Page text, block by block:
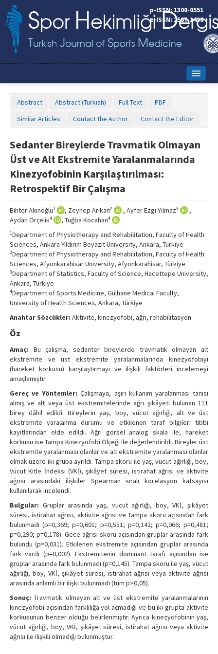
p-ISSN: 1300-0551
e-ISSN: 2587-1498
Online First
Aims and Scope
Instructions to Authors
Copyright Transfer Form
Contact Us
Abstract Abstract (Turkish) Full Text
PDF
Similar Articles
Contact the Author Contact the Editor
Sedanter Bireylerde Travmatik Olmayan
Üst ve Alt Ekstremite Yaralanmalarında
Kinezyofobinin Karşılaştırılması:
Retrospektif Bir Çalışma
Bihter Akinoğlu1 , Zeynep Arikan2 , Ayfer Ezgi Yilmaz3
,
Aydan Örçelik4 , Tuğba Kocahan4
1Department of Physiotherapy and Rehabilitation, Faculty of Health
Sciences, Ankara Yıldırım Beyazit University, Ankara, Türkiye
2Department of Physiotherapy and Rehabilitation, Faculty of Health
Sciences, Afyonkarahisar University, Afyonkarahisar, Türkiye
3Department of Statistics, Faculty of Science, Hacettepe University,
Ankara, Türkiye
4Department of Sports Medicine, Gülhane Medical Faculty,
University of Health Sciences, Ankara, Türkiye
Anahtar Sözcükler: Aktivite, kinezyofobi, ağrı, rehabilitasyon
Öz
Amaç: Bu çalışma, sedanter bireylerde travmatik olmayan alt
ekstremite ve üst ekstremite yaralanmalarında kinezyofobiyi
(hareket korkusu) karşılaştırmayı ve ilişkili faktörleri incelemeyi
amaçlamıştır.
Gereç ve Yöntemler: Çalışmaya, aşırı kullanım yaralanması tanısı
almış ve alt veya üst ekstremitelerinde ağrı şikâyeti bulunan 111
birey dâhil edildi. Bireylerin yaş, boy, vücut ağırlığı, alt ve üst
ekstremite yaralanma durumu ve etkilenen taraf bilgileri tıbbi
kayıtlarından elde edildi. Ağrı görsel analog skala ile, hareket
korkusu ise Tampa Kinezyofobi Ölçeği ile değerlendirildi. Bireyler üst
ekstremite yaralanması olanlar ve alt ekstremite yaralanması olanlar
olmak üzere iki gruba ayrıldı. Tampa skoru ile yaş, vücut ağırlığı, boy,
Vücut Kitle İndeksi (VKİ), şikâyet süresi, istirahat ağrısı ve aktivite
ağrısı arasındaki ilişkiler Spearman sıralı korelasyon katsayısı
kullanılarak incelendi.
Bulgular: Gruplar arasında yaş, vücut ağırlığı, boy, VKİ, şikâyet
süresi, istirahat ağrısı, aktivite ağrısı ve Tampa skoru açısından fark
bulunmadı (p=0,369; p=0,601; p=0,551; p=0,142; p=0,066; p=0,481;
p=0,290; p=0,178). Gece ağrısı skoru açısından gruplar arasında fark
bulundu (p=0,031). Etkilenen ekstremite açısından gruplar arasında
fark vardı (p=0,002). Ekstremitenin dominant tarafı açısından ise
gruplar arasında fark bulunmadı (p=0,145). Tampa skoru ile yaş, vücut
ağırlığı, boy, VKİ, şikâyet süresi, istirahat ağrısı veya aktivite ağrısı
arasında anlamlı bir ilişki bulunmadı (tüm p>0,05).
Sonuç: Travmatik olmayan alt ve üst ekstremite yaralanmalarının
kinezyofobi açısından farklılığa yol açmadığı ve bu iki grupta aktivite
korkusunun benzer olduğu belirlenmiştir. Ayrıca kinezyofobinin yaş,
vücut ağırlığı, boy, VKİ, şikâyet süresi, istirahat ağrısı veya aktivite
ağrısı ile ilişkili olmadığı bulunmuştur.